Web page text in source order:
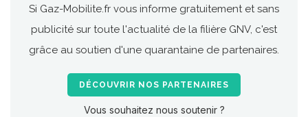
Si Gaz-Mobilite.fr vous informe gratuitement et sans
publicité sur toute l'actualité de la filière GNV, c'est
grâce au soutien d'une quarantaine de partenaires.
DÉCOUVRIR NOS PARTENAIRES
Vous souhaitez nous soutenir ?